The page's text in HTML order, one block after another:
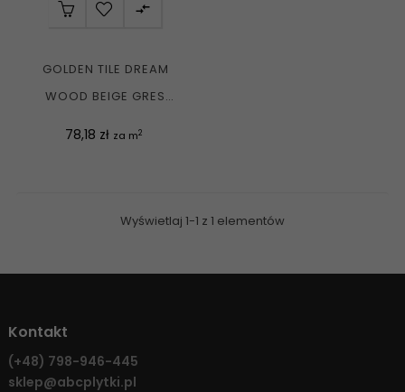

GOLDEN TILE DREAM
WOOD BEIGE GRES
Cena
78,18 zł za m2
Wyświetlaj 1-1 z 1 elementów
Kontakt
(+48) 798-946-445
sklep@abcplytki.pl